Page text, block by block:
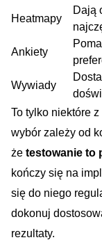
Heatmapy
Dają
Ankiety
Wywiady
To tylko niektóre
wybór zależy od
że testowanie to
kończy się​ na
się do⁤ niego
dokonuj
rezultaty.